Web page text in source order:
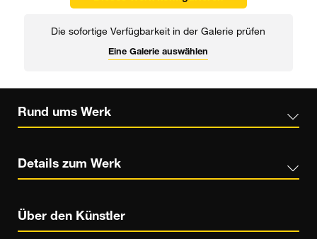
Die sofortige Verfügbarkeit in der Galerie prüfen
Eine Galerie auswählen
Rund ums Werk
Details zum Werk
Über den Künstler